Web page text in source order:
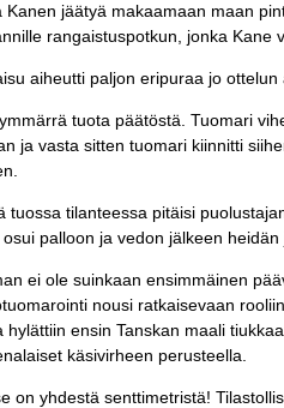
Kanen jäätyä makaamaan maan
rangaistuspotkun, jonka Kane
aiheutti paljon eripuraa jo
tuota päätöstä. Tuomari
ja vasta sitten tuomari kiinnitti
tuossa tilanteessa pitäisi
osui palloon ja vedon jälkeen heidän
ei ole suinkaan ensimmäinen
nousi ratkaisevaan
hylättiin ensin Tanskan maali
käsivirheen perusteella.
on yhdestä senttimetristä!